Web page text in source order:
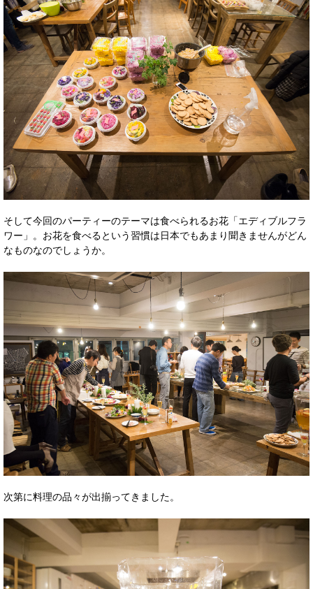
そして今回のパーティーのテーマは食べられるお花「エディブルフラ
ワー」。お花を食べるという習慣は日本でもあまり聞きませんがどん
なものなのでしょうか。
次第に料理の品々が出揃ってきました。